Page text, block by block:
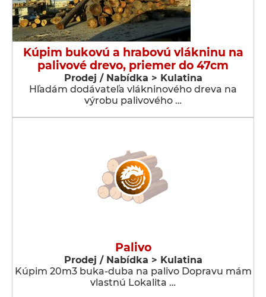
Kúpim bukovú a hrabovú vlákninu na
palivové drevo, priemer do 47cm
Prodej / Nabídka > Kulatina
Hľadám dodávateľa vlákninového dreva na
výrobu palivového …
Palivo
Prodej / Nabídka > Kulatina
Kúpim 20m3 buka-duba na palivo Dopravu mám
vlastnú Lokalita …